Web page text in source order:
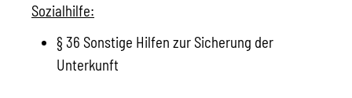
Sozialhilfe:
§ 36 Sonstige Hilfen zur Sicherung der
Unterkunft